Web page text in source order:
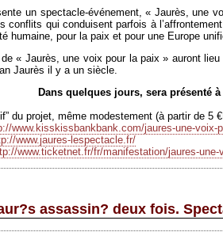
un spectacle-événement, « Jaurès, une
conflits qui conduisent parfois à
humaine, pour la paix et pour une Europe
« Jaurès, une voix pour la paix » auront
Jaurès il y a un siècle.
Dans quelques jours, sera présenté
du projet, même modestement (à partir de 5
www.kisskissbankbank.com/jaures-une-voix-
www.jaures-lespectacle.fr/
www.ticketnet.fr/fr/manifestation/jaures-
assassin? deux fois.